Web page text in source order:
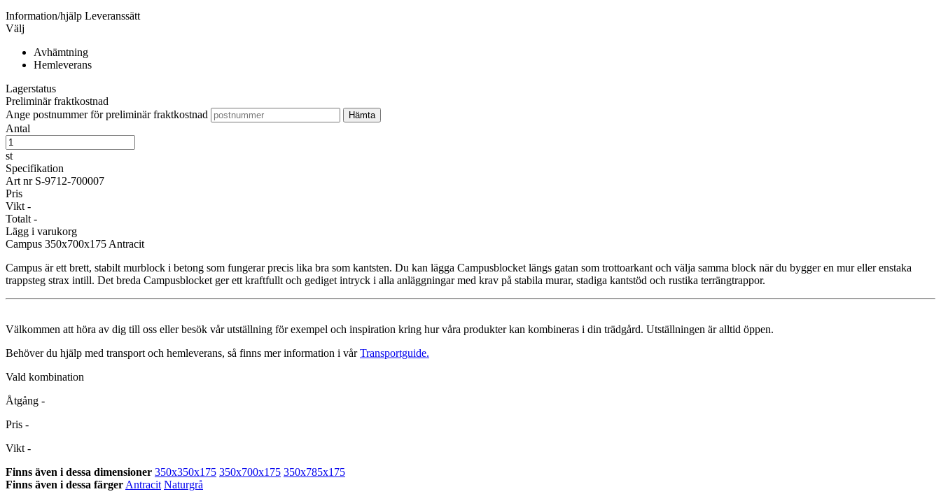
Information/hjälp Leveranssätt
Välj
Avhämtning
Hemleverans
Lagerstatus
Preliminär fraktkostnad
Ange postnummer för preliminär fraktkostnad
Antal
st
Specifikation
Art nr S-9712-700007
Pris
Vikt -
Totalt -
Lägg i varukorg
Campus 350x700x175 Antracit
Campus är ett brett, stabilt murblock i betong som fungerar precis lika bra som kantsten. Du kan lägga Campusblocket längs gatan som trottoarkant och välja samma block när du bygger en mur eller enstaka
trappsteg strax intill. Det breda Campusblocket ger ett kraftfullt och gediget intryck i alla anläggningar med krav på stabila murar, stadiga kantstöd och rustika terrängtrappor.
Välkommen att höra av dig till oss eller besök vår utställning för exempel och inspiration kring hur våra produkter kan kombineras i din trädgård. Utställningen är alltid öppen.
Behöver du hjälp med transport och hemleverans, så finns mer information i vårTransportguide.
Vald kombination
Åtgång -
Pris -
Vikt -
Finns även i dessa dimensioner 350x350x175 350x700x175 350x785x175
Finns även i dessa färger Antracit Naturgrå